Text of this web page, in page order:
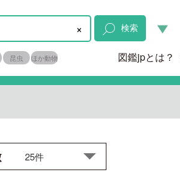
× 検索
昆虫 ほか動物 図鑑jpとは？